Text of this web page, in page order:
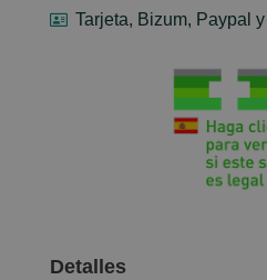
Tarjeta, Bizum, Paypal
Detalles